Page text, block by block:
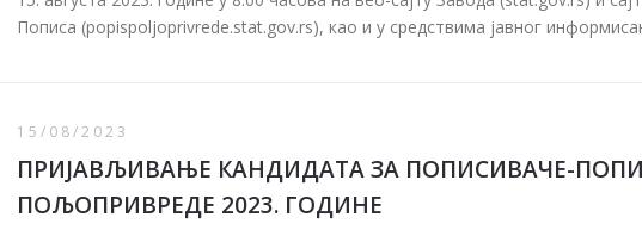
Пописа (popispoljoprivrede.stat.gov.rs), као и у средствима јавног
15/08/2023
ПРИЈАВЉИВАЊЕ КАНДИДАТА ЗА ПОПИСИВАЧЕ-
ПОЉОПРИВРЕДЕ 2023. ГОДИНЕ